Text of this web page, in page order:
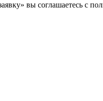
вы соглашаетесь с